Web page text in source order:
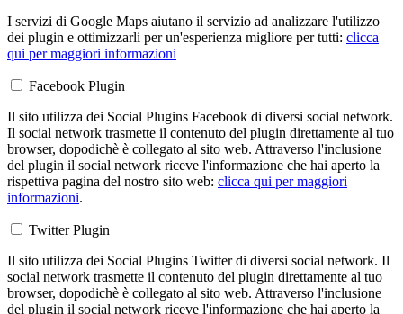
I servizi di Google Maps aiutano il servizio ad analizzare l'utilizzo
dei plugin e ottimizzarli per un'esperienza migliore per tutti: clicca
qui per maggiori informazioni
Facebook Plugin
Il sito utilizza dei Social Plugins Facebook di diversi social network.
Il social network trasmette il contenuto del plugin direttamente al tuo
browser, dopodichè è collegato al sito web. Attraverso l'inclusione
del plugin il social network riceve l'informazione che hai aperto la
rispettiva pagina del nostro sito web: clicca qui per maggiori
informazioni.
Twitter Plugin
Il sito utilizza dei Social Plugins Twitter di diversi social network. Il
social network trasmette il contenuto del plugin direttamente al tuo
browser, dopodichè è collegato al sito web. Attraverso l'inclusione
del plugin il social network riceve l'informazione che hai aperto la